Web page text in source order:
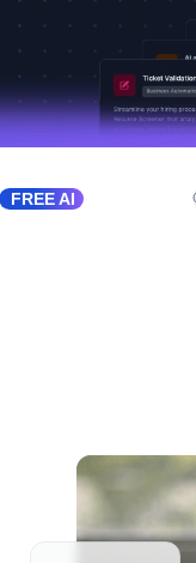
FREE AI